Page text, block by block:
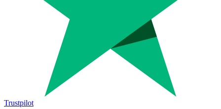
Trustpilot